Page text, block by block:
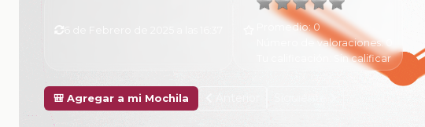
Promedio:0
Número de valoraciones:
Sin calificar
🎒 Agregar a mi Mochila